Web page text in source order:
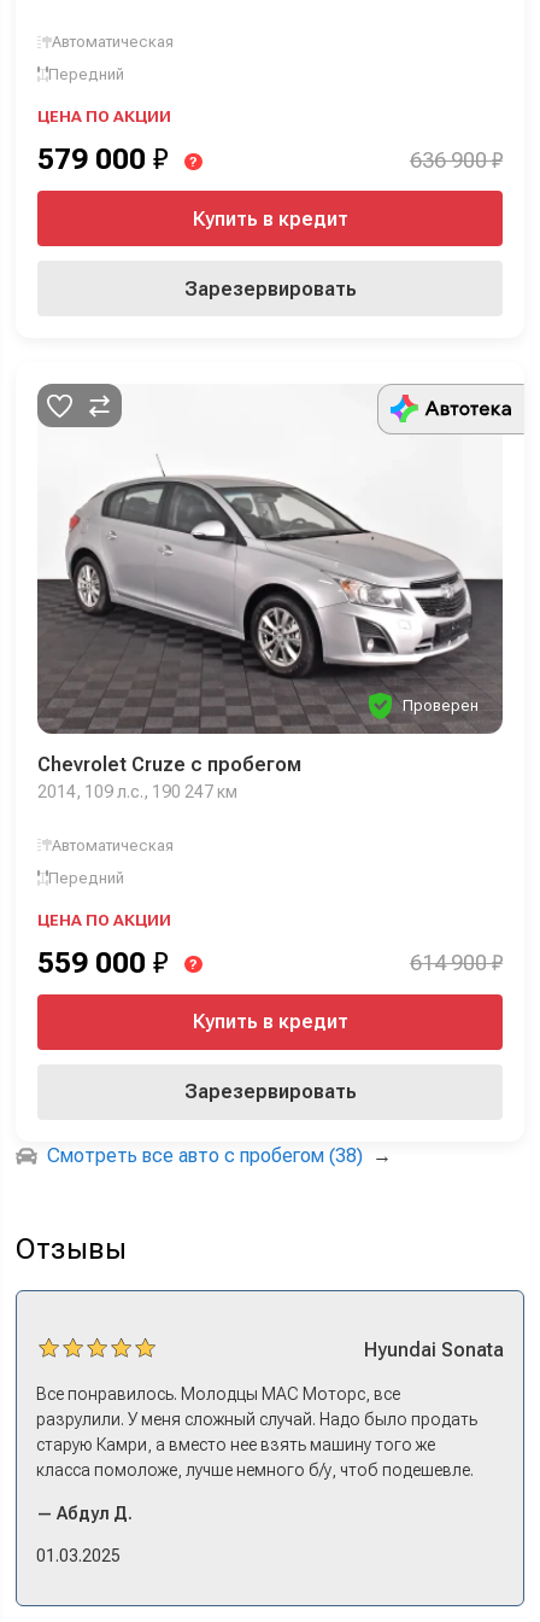
Автоматическая
Передний
ЦЕНА ПО АКЦИИ
579 000 ₽ ? 636 900 ₽
Купить в кредит
Зарезервировать
Проверен
Chevrolet Cruze с пробегом
2014, 109 л.с., 190 247 км
Автоматическая
Передний
ЦЕНА ПО АКЦИИ
559 000 ₽ ? 614 900 ₽
Купить в кредит
Зарезервировать
Смотреть все авто с пробегом (38) →
Отзывы
Hyundai Sonata
Все понравилось. Молодцы МАС Моторс, все
разрулили. У меня сложный случай. Надо было продать
старую Камри, а вместо нее взять машину того же
класса помоложе, лучше немного б/у, чтоб подешевле.
либо самому всем этим заниматься – а работать когда?
Либо искать салон, где есть нормальный трейд-ин. И
— Абдул Д.
01.03.2025